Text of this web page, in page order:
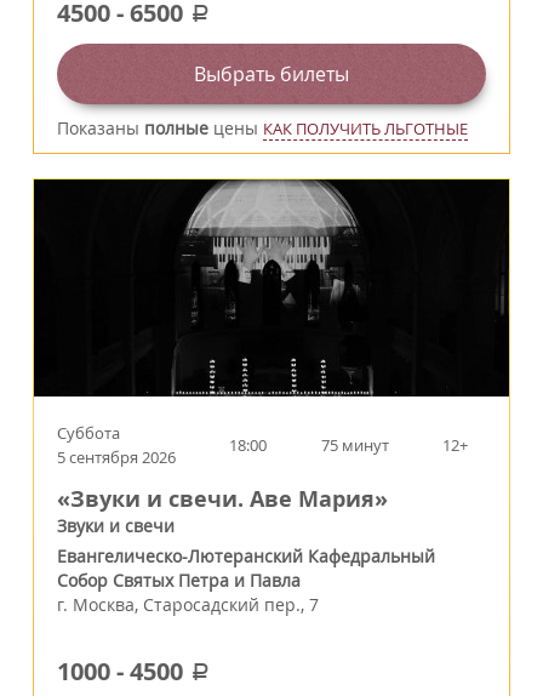
4500-6500 a
Выбрать билеты
Показаны полные цены КАК ПОЛУЧИТЬ ЛЬГОТНЫЕ
Суббота
5 сентября 2026
18:00 75 минут 12+
«Звуки и свечи. Аве Мария»
Звуки и свечи
Евангелическо-Лютеранский Кафедральный
Собор Святых Петра и Павла
г. Москва, Старосадский пер., 7
1000-4500 a